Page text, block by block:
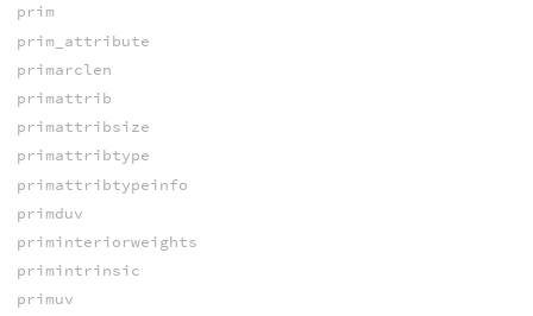
prim
prim_attribute
primarclen
primattrib
primattribsize
primattribtype
primattribtypeinfo
primduv
priminteriorweights
primintrinsic
primuv